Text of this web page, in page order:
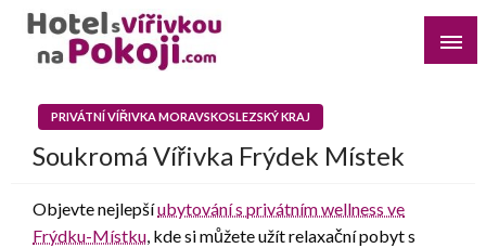
Skip
content
pokoji v destinaci, kterou preferujete
PRIVÁTNÍ VÍŘIVKA MORAVSKOSLEZSKÝ KRAJ
Soukromá Vířivka Frýdek Místek
Objevte nejlepšíubytování s privátním wellness ve
Frýdku-Místku, kde si můžete užít relaxační pobyt s